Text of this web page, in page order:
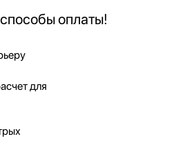
оплаты!
для